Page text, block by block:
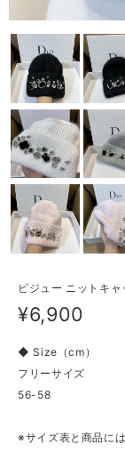
ビジュー ニットキ
¥6,900
◆ Size（cm）
フリーサイズ
56-58
※サイズ表と商品に